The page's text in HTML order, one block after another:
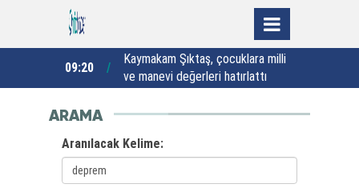
09:20
Kaymakam Şıktaş, çocuklara milli
ve manevi değerleri hatırlattı
ARAMA
Aranılacak Kelime: